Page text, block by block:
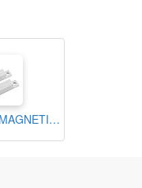
CONTACTO MAGNETICO RESIDEO ATORNILLABLE / BLANCO